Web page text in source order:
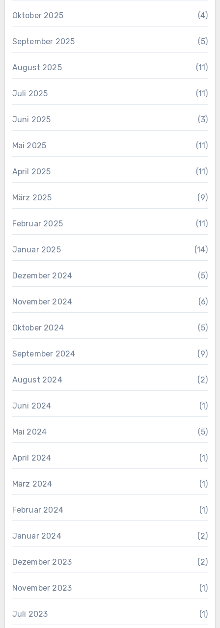
Oktober 2025 (4)
September 2025 (5)
August 2025 (11)
Juli 2025 (11)
Juni 2025 (3)
Mai 2025 (11)
April 2025 (11)
März 2025 (9)
Februar 2025 (11)
Januar 2025 (14)
Dezember 2024 (5)
November 2024 (6)
Oktober 2024 (5)
September 2024 (9)
August 2024 (2)
Juni 2024 (1)
Mai 2024 (5)
April 2024 (1)
März 2024 (1)
Februar 2024 (1)
Januar 2024 (2)
Dezember 2023 (2)
November 2023 (1)
Juli 2023 (1)